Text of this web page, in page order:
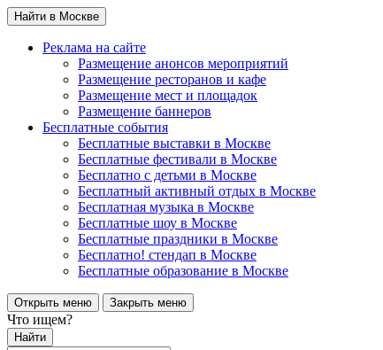
Найти в Москве
Реклама на сайте
Размещение анонсов мероприятий
Размещение ресторанов и кафе
Размещение мест и площадок
Размещение баннеров
Бесплатные события
Бесплатные выставки в Москве
Бесплатные фестивали в Москве
Бесплатно с детьми в Москве
Бесплатный активный отдых в Москве
Бесплатная музыка в Москве
Бесплатные шоу в Москве
Бесплатные праздники в Москве
Бесплатно! стендап в Москве
Бесплатные образование в Москве
Открыть меню Закрыть меню
Что ищем?
Найти